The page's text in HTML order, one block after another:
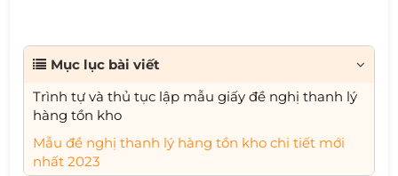
Mục lục bài viết
Trình tự và thủ tục lập mẫu giấy đề nghị thanh lý
hàng tồn kho
Mẫu đề nghị thanh lý hàng tồn kho chi tiết mới
nhất 2023